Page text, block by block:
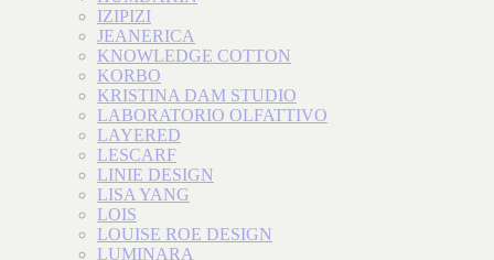
IZIPIZI
JEANERICA
KNOWLEDGE COTTON
KORBO
KRISTINA DAM STUDIO
LABORATORIO OLFATTIVO
LAYERED
LESCARF
LINIE DESIGN
LISA YANG
LOIS
LOUISE ROE DESIGN
LUMINARA